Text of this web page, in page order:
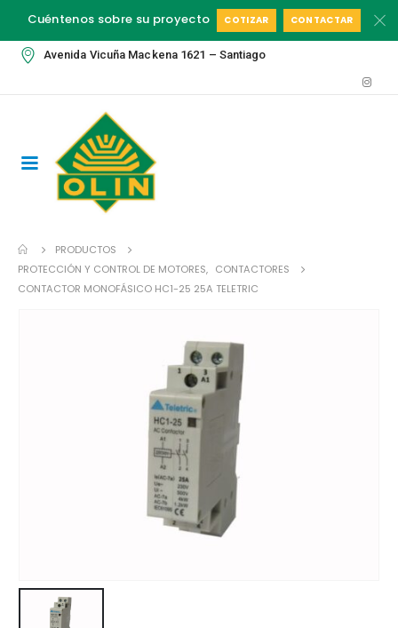
Cuéntenos sobre su proyecto COTIZAR CONTACTAR
Avenida Vicuña Mackena 1621 – Santiago
PRODUCTOS
PROTECCIÓN Y CONTROL DE MOTORES, CONTACTORES
CONTACTOR MONOFÁSICO HC1-25 25A TELETRIC